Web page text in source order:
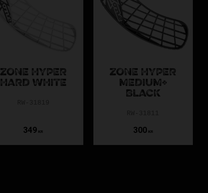
ZONE HYPER
HARD WHITE
349 KR
ZONE HYPER
MEDIUM+
BLACK
300KR